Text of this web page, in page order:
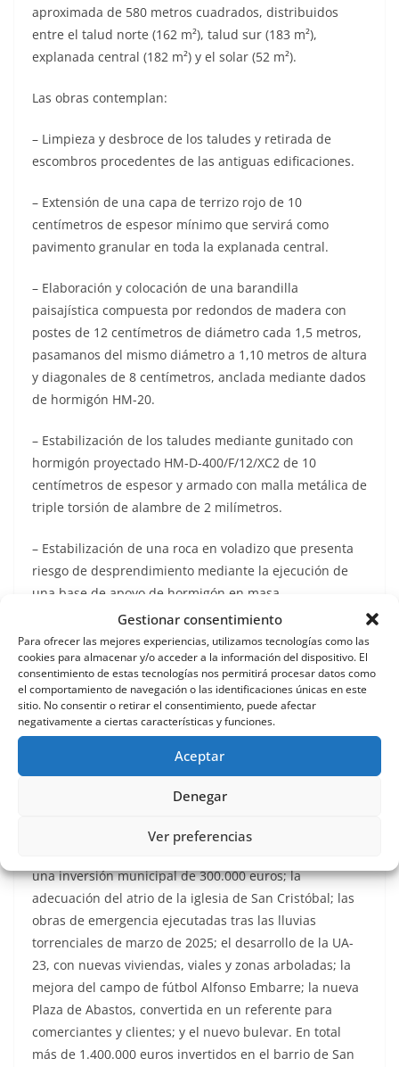
Gestionar consentimiento
Para ofrecer las mejores experiencias, utilizamos tecnologías como las
cookies para almacenar y/o acceder a la información del dispositivo. El
consentimiento de estas tecnologías nos permitirá procesar datos como
el comportamiento de navegación o las identificaciones únicas en este
sitio. No consentir o retirar el consentimiento, puede afectar
negativamente a ciertas características y funciones.
Aceptar
Denegar
Ver preferencias
aproximada de 580 metros cuadrados, distribuidos
entre el talud norte (162 m²), talud sur (183 m²),
explanada central (182 m²) y el solar (52 m²).
Las obras contemplan:
– Limpieza y desbroce de los taludes y retirada de
escombros procedentes de las antiguas edificaciones.
– Extensión de una capa de terrizo rojo de 10
centímetros de espesor mínimo que servirá como
pavimento granular en toda la explanada central.
– Elaboración y colocación de una barandilla
paisajística compuesta por redondos de madera con
postes de 12 centímetros de diámetro cada 1,5 metros,
pasamanos del mismo diámetro a 1,10 metros de altura
y diagonales de 8 centímetros, anclada mediante dados
de hormigón HM-20.
– Estabilización de los taludes mediante gunitado con
hormigón proyectado HM-D-400/F/12/XC2 de 10
centímetros de espesor y armado con malla metálica de
triple torsión de alambre de 2 milímetros.
– Estabilización de una roca en voladizo que presenta
riesgo de desprendimiento mediante la ejecución de
una base de apoyo de hormigón en masa.
– Saneo de huecos y protección de la junta con las
edificaciones colindantes situadas a menor cota
mediante picado, impermeabilización y gunitado con
hormigón proyectado.
de regeneración del entorno urbano y creación de
suma a otras muchas desarrolladas durante este
mandato para revitalizar el barrio de San Cristóbal,
una inversión municipal de 300.000 euros; la
adecuación del atrio de la iglesia de San Cristóbal; las
obras de emergencia ejecutadas tras las lluvias
torrenciales de marzo de 2025; el desarrollo de la UA-
23, con nuevas viviendas, viales y zonas arboladas; la
mejora del campo de fútbol Alfonso Embarre; la nueva
Plaza de Abastos, convertida en un referente para
comerciantes y clientes; y el nuevo bulevar. En total
más de 1.400.000 euros invertidos en el barrio de San